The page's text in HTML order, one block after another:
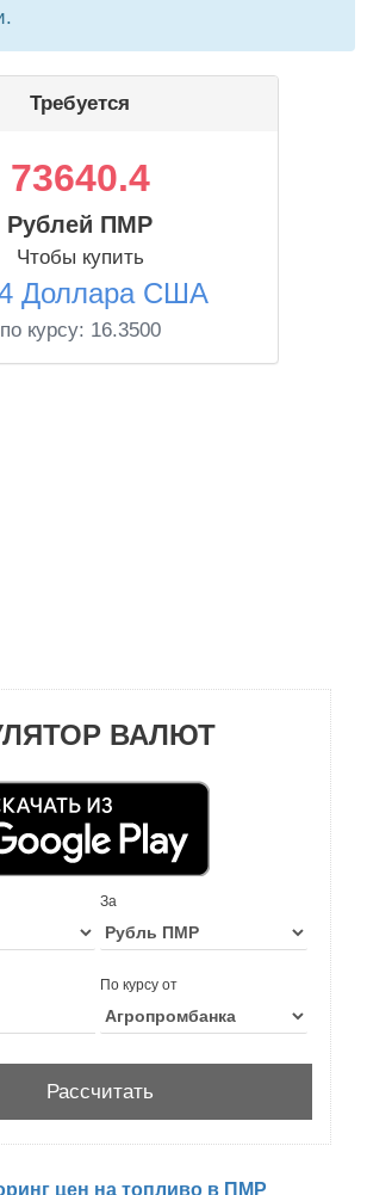
Требуется
73640.4
Рублей ПМР
Чтобы купить
Доллара США
по курсу: 16.3500
ВАЛЮТ
За
По курсу от
цен на топливо в ПМР